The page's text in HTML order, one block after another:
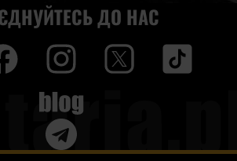
в магазині Militaria.pl.ДО НАС
Blog